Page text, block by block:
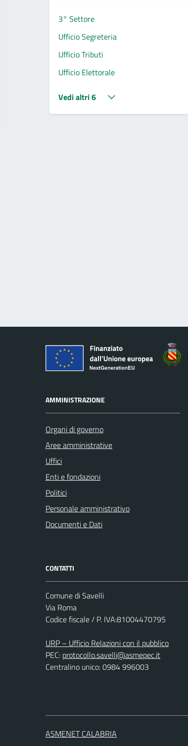
3° Settore
Ufficio Segreteria
Ufficio Tributi
Ufficio Elettorale
Vedi altri 6
AMMINISTRAZIONE
Organi di governo
Aree amministrative
Uffici
Enti e fondazioni
Politici
Personale amministrativo
Documenti e Dati
CONTATTI
Comune di Savelli
Via Roma
Codice fiscale / P. IVA:81004470795
URP – Ufficio Relazioni con il pubblico
PEC: protocollo.savelli@asmepec.it
Centralino unico: 0984 996003
ASMENET CALABRIA